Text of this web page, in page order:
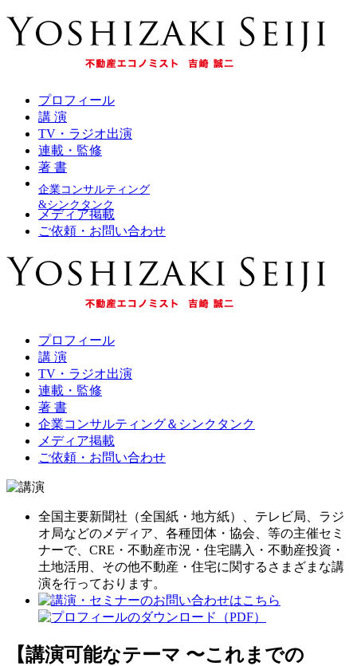
プロフィール
講 演
TV・ラジオ出演
連載・監修
著 書
企業コンサルティング
&シンクタンク
メディア掲載
ご依頼・お問い合わせ
プロフィール
講 演
TV・ラジオ出演
連載・監修
著 書
企業コンサルティング＆シンクタンク
メディア掲載
ご依頼・お問い合わせ
全国主要新聞社（全国紙・地方紙）、テレビ局、ラジ
オ局などのメディア、各種団体・協会、等の主催セミ
ナーで、CRE・不動産市況・住宅購入・不動産投資・
土地活用、その他不動産・住宅に関するさまざまな講
演を行っております。
【講演可能なテーマ 〜これまでの